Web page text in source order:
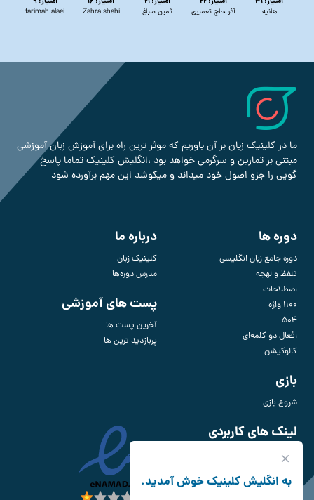
هانیه
آذر حاج تعمیری
ثمین صباغ
Zahra shahi
farimah alaei
ما در کلینیک زبان بر آن باوریم که موثر ترین راه برای آموزش زبان آموزشی
مبتنی بر تمارین و سرگرمی خواهد بود ،انگلیش کلینیک تماما پاسخ
گویی را جزو اصول خود میداند و میکوشد این مهم برآورده شود
دوره ها
دوره جامع زبان انگلیسی
تلفظ و لهجه
اصطلاحات
1100 واژه
504
افعال دو کلمه‌ای
کالوکیشن
بازی
شروع بازی
درباره ما
کلینیک زبان
مدرس دوره‌ها
پست های آموزشی
آخرین پست ها
پربازدید ترین ها
لینک های کاربردی
برای چی انگلیسی یاد بگیریم؟
قوانین و مقررات
به انگلیش کلینیک خوش آمدید.